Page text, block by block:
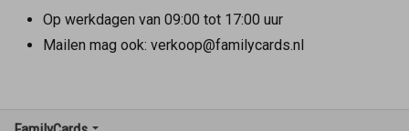
Op werkdagen van 09:00 tot 17:00 uur
Mailen mag ook: verkoop@familycards.nl